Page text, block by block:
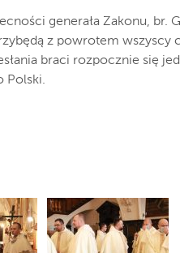
generała Zakonu, br.
z powrotem wszyscy
braci rozpocznie się
Polski.